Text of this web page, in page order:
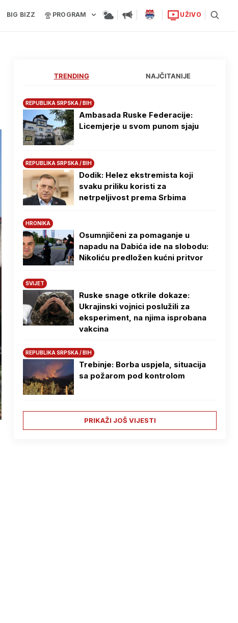
BIG BIZZ PROGRAM UŽIVO
TRENDING NAJČITANIJE
REPUBLIKA SRPSKA / BIH
Ambasada Ruske Federacije:
Licemjerje u svom punom sjaju
REPUBLIKA SRPSKA / BIH
Dodik: Helez ekstremista koji
svaku priliku koristi za
netrpeljivost prema Srbima
HRONIKA
Osumnjičeni za pomaganje u
napadu na Dabića ide na slobodu:
Nikoliću predložen kućni pritvor
SVIJET
Ruske snage otkrile dokaze:
Ukrajinski vojnici poslužili za
eksperiment, na njima isprobana
vakcina
REPUBLIKA SRPSKA / BIH
Trebinje: Borba uspjela, situacija
sa požarom pod kontrolom
PRIKAŽI JOŠ VIJESTI